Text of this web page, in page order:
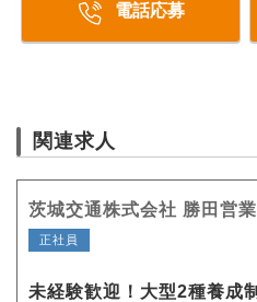
電話応募
関連求人
茨城交通株式会社 勝田営
正社員
未経験歓迎！大型2種養成